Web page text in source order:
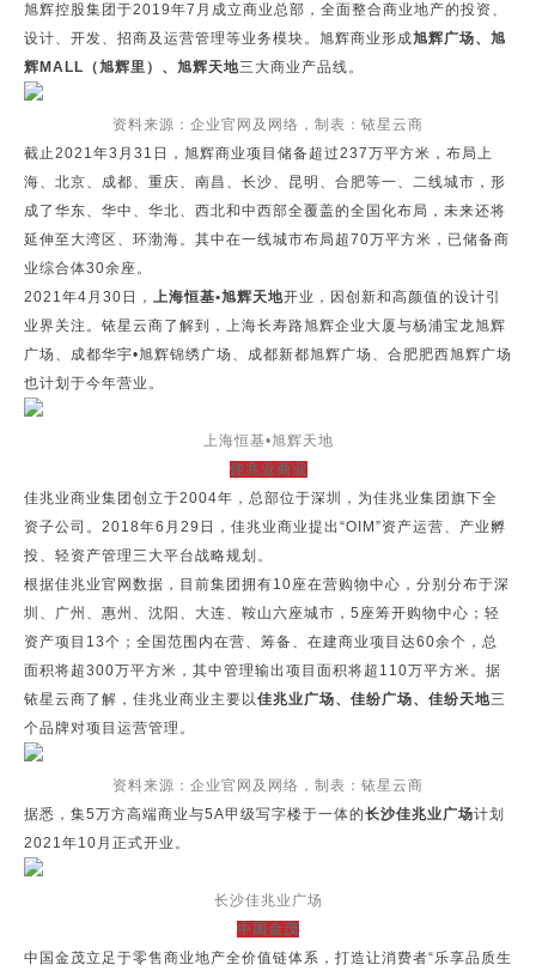
旭辉控股集团于2019年7月成立商业总部，全面整合商业地产的投资、
设计、开发、招商及运营管理等业务模块。旭辉商业形成旭辉广场、旭
辉MALL（旭辉里）、旭辉天地三大商业产品线。
资料来源：企业官网及网络，制表：铱星云商
截止2021年3月31日，旭辉商业项目储备超过237万平方米，布局上
海、北京、成都、重庆、南昌、长沙、昆明、合肥等一、二线城市，形
成了华东、华中、华北、西北和中西部全覆盖的全国化布局，未来还将
延伸至大湾区、环渤海。其中在一线城市布局超70万平方米，已储备商
业综合体30余座。
2021年4月30日， 上海恒基•旭辉天地开业，因创新和高颜值的设计引
业界关注。铱星云商了解到，上海长寿路旭辉企业大厦与杨浦宝龙旭辉
广场、成都华宇•旭辉锦绣广场、成都新都旭辉广场、合肥肥西旭辉广场
也计划于今年营业。
上海恒基•旭辉天地
佳兆业商业
佳兆业商业集团创立于2004年，总部位于深圳，为佳兆业集团旗下全
资子公司。2018年6月29日，佳兆业商业提出“OIM”资产运营、产业孵
投、轻资产管理三大平台战略规划。
根据佳兆业官网数据，目前集团拥有10座在营购物中心，分别分布于深
圳、广州、惠州、沈阳、大连、鞍山六座城市，5座筹开购物中心；轻
资产项目13个；全国范围内在营、筹备、在建商业项目达60余个，总
面积将超300万平方米，其中管理输出项目面积将超110万平方米。据
铱星云商了解，佳兆业商业主要以佳兆业广场、佳纷广场、佳纷天地三
个品牌对项目运营管理。
资料来源：企业官网及网络，制表：铱星云商
据悉，集5万方高端商业与5A甲级写字楼于一体的长沙佳兆业广场计划
2021年10月正式开业。
长沙佳兆业广场
中国金茂
中国金茂立足于零售商业地产全价值链体系，打造让消费者“乐享品质生